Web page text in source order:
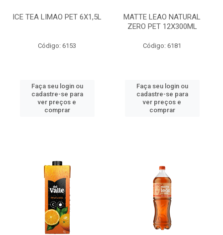
ICE TEA LIMAO PET 6X1,5L
Código: 6153
Faça seu login ou
cadastre-se para
ver preços e
comprar
MATTE LEAO NATURAL
ZERO PET 12X300ML
Código: 6181
Faça seu login ou
cadastre-se para
ver preços e
comprar